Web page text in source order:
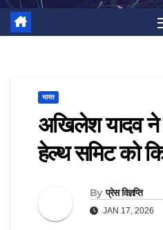
भारत
अखिलेश यादव ने
हेल्थ समिट को
By प्रेस विज्ञप्ति
JAN 17, 2026